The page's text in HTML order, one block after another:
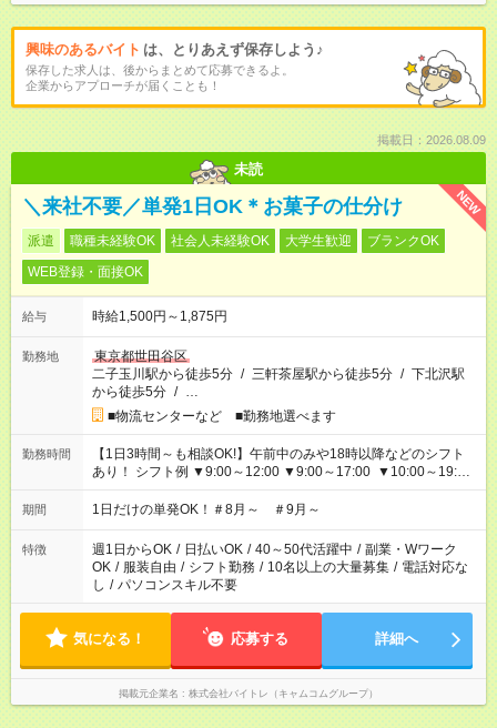
興味のあるバイト は、とりあえず保存しよう♪
保存した求人は、後からまとめて応募できるよ。
企業からアプローチが届くことも！
掲載日：2026.08.09
未読
NEW
＼来社不要／単発1日OK＊お菓子の仕分け
派遣 職種未経験OK 社会人未経験OK 大学生歓迎
ブランクOK
WEB登録・面接OK
給与 時給1,500円～1,875円
勤務地
東京都世田谷区
二子玉川駅から徒歩5分 / 三軒茶屋駅から徒歩5分 / 下北沢駅
から徒歩5分 / …
■物流センターなど ■勤務地選べます
勤務時間
【1日3時間～も相談OK!】午前中のみや18時以降などのシフト
あり！ シフト例 ▼9:00～12:00 ▼9:00～17:00 ▼10:00～19:00
▼18:00～21:00
期間 1日だけの単発OK！＃8月～ ＃9月～
特徴 週1日からOK / 日払いOK / 40～50代活躍中 / 副業・Wワーク
OK / 服装自由 / シフト勤務 / 10名以上の大量募集 / 電話対応な
し / パソコンスキル不要
気になる！ 応募する 詳細へ
掲載元企業名 株式会社バイトレ（キャムコムグループ）